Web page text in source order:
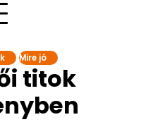
Mire jó
titok